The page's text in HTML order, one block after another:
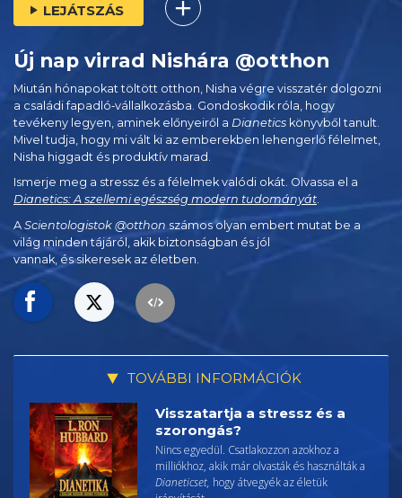
LEJÁTSZÁS
Új nap virrad Nishára @otthon
Miután hónapokat töltött otthon, Nisha végre visszatér dolgozni
a családi fapadló‑vállalkozásba. Gondoskodik róla, hogy
tevékeny legyen, aminek előnyeiről a Dianetics könyvből tanult.
Mivel tudja, hogy mi vált ki az emberekben lehengerlő félelmet,
Nisha higgadt és produktív marad.
Ismerje meg a stressz és a félelmek valódi okát. Olvassa el a
Dianetics: A szellemi egészség modern tudományát.
A Scientologistok @otthon számos olyan embert mutat be a
világ minden tájáról, akik biztonságban és jól
vannak, és sikeresek az életben.
TOVÁBBI INFORMÁCIÓK
Visszatartja a stressz és a
szorongás?
Nincs egyedül. Csatlakozzon azokhoz a
milliókhoz, akik már olvasták és használták a
Dianeticset, hogy átvegyék az életük